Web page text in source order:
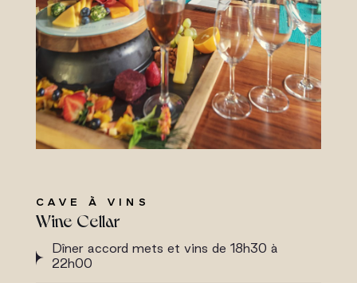
CAVE À VINS
Wine Cellar
Dîner accord mets et vins de 18h30 à
22h00